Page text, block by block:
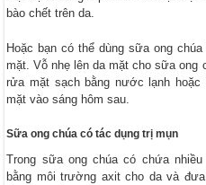
bào chết trên da.
Hoặc bạn có thể dùng sữa ong
mặt. Vỗ nhẹ lên da mặt cho sữa ong
rửa mặt sạch bằng nước lạnh
mặt vào sáng hôm sau.
Sữa ong chúa có tác dụng trị mụn
Trong sữa ong chúa có chứa
bằng môi trường axit cho da và